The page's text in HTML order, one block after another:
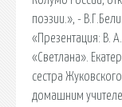
поэзии.», -
«Презентация: В.
«Светлана».
сестра
домашним